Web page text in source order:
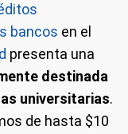
bancos en el
presenta una
destinada
universitarias.
de hasta $10